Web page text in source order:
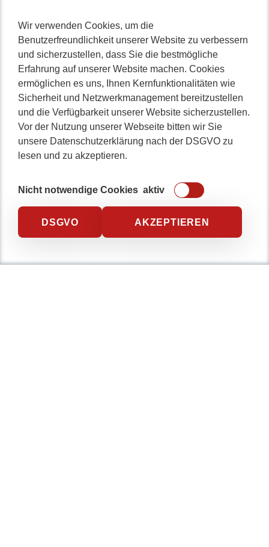
Wir verwenden Cookies, um die
Benutzerfreundlichkeit unserer Website zu verbessern
und sicherzustellen, dass Sie die bestmögliche
Erfahrung auf unserer Website machen. Cookies
ermöglichen es uns, Ihnen Kernfunktionalitäten wie
Sicherheit und Netzwerkmanagement bereitzustellen
und die Verfügbarkeit unserer Website sicherzustellen.
Vor der Nutzung unserer Webseite bitten wir Sie
unsere Datenschutzerklärung nach der DSGVO zu
lesen und zu akzeptieren.
Nicht notwendige Cookies aktiv
DSGVO AKZEPTIEREN
Nicht lange schnacken
gleich durchstarten!
0234 / 904 8115